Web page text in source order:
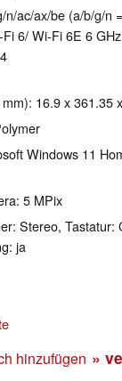
​n/​ac/​ax/​be (a/b/g/n
6/ Wi-Fi 6E 6
16.9 x 361.35
Windows 11
5 MPix
Stereo, Tastatur:
ja
hinzufügen »